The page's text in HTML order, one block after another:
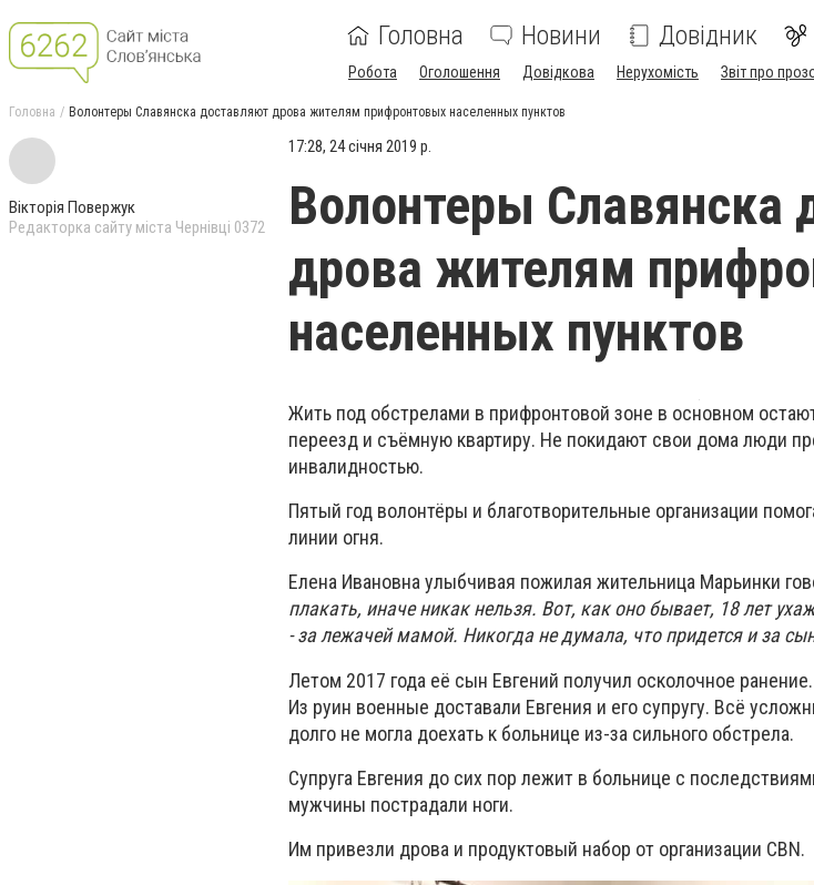
Головна Новини Довідник
Робота Оголошення Довідкова Нерухомість Звіт про
Головна Волонтеры Славянска доставляют дрова жителям прифронтовых населенных пунктов
Вікторія Повержук
Редакторка сайту міста Чернівці 0372
17:28, 24 січня 2019 р.
Волонтеры Славянска
дрова жителям
населенных пунктов
Жить под обстрелами в прифронтовой зоне в основном
переезд и съёмную квартиру. Не покидают свои дома люди
инвалидностью.
Пятый год волонтёры и благотворительные организации
линии огня.
Елена Ивановнаулыбчивая пожилая жительница Марьинки
плакать, иначе никак нельзя. Вот, как оно бывает, 18 лет
- за лежачей мамой. Никогда не думала, что придется и за
Летом 2017 года её сын Евгений получил осколочное
Из руин военные доставали Евгения и его супругу. Всё
долго не могла доехать к больнице из-за сильного обстрела.
Супруга Евгения до сих пор лежит в больнице с
мужчины пострадали ноги.
Им привезли дрова и продуктовый набор от организации CBN.